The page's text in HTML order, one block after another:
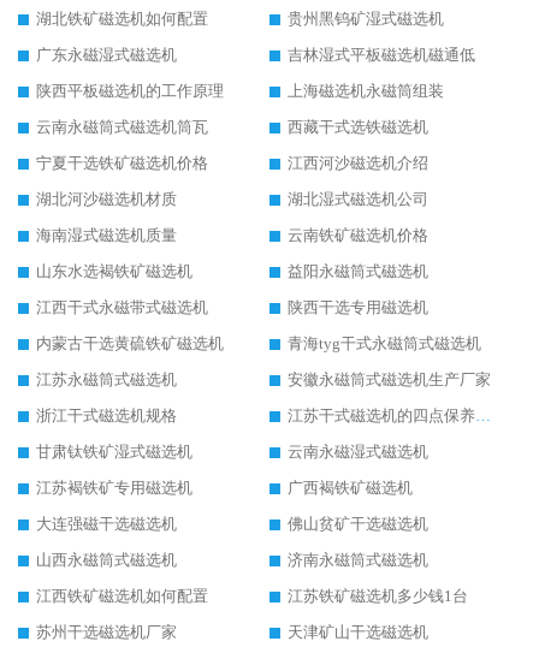
湖北铁矿磁选机如何配置
贵州黑钨矿湿式磁选机
广东永磁湿式磁选机
吉林湿式平板磁选机磁通低
陕西平板磁选机的工作原理
上海磁选机永磁筒组装
云南永磁筒式磁选机筒瓦
西藏干式选铁磁选机
宁夏干选铁矿磁选机价格
江西河沙磁选机介绍
湖北河沙磁选机材质
湖北湿式磁选机公司
海南湿式磁选机质量
云南铁矿磁选机价格
山东水选褐铁矿磁选机
益阳永磁筒式磁选机
江西干式永磁带式磁选机
陕西干选专用磁选机
内蒙古干选黄硫铁矿磁选机
青海tyg干式永磁筒式磁选机
江苏永磁筒式磁选机
安徽永磁筒式磁选机生产厂家
浙江干式磁选机规格
江苏干式磁选机的四点保养秘籍
甘肃钛铁矿湿式磁选机
云南永磁湿式磁选机
江苏褐铁矿专用磁选机
广西褐铁矿磁选机
大连强磁干选磁选机
佛山贫矿干选磁选机
山西永磁筒式磁选机
济南永磁筒式磁选机
江西铁矿磁选机如何配置
江苏铁矿磁选机多少钱1台
苏州干选磁选机厂家
天津矿山干选磁选机